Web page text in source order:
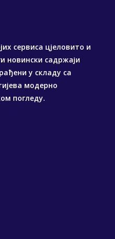
сервиса цјеловито и
новински садржаји
у складу са
модерно
погледу.